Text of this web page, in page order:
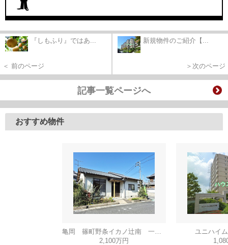
『しもふり』ではあ...
＜ 前のページ
新規物件のご紹介【...
＞次のページ
記事一覧ページへ
おすすめ物件
2,100万円
ユニハイ